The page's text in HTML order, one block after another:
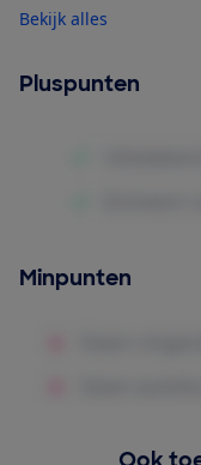
Bekijk alles
Pluspunten
Minpunten